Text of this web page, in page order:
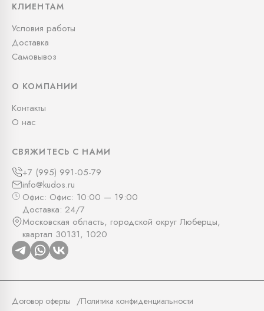
КЛИЕНТАМ
Условия работы
Доставка
Самовывоз
О КОМПАНИИ
Контакты
О нас
СВЯЖИТЕСЬ С НАМИ
+7 (995) 991-05-79
info@kudos.ru
Офис: Офис: 10:00 — 19:00
Доставка: 24/7
Московская область, городской округ Люберцы,
квартал 30131, 1020
Договор оферты Политика конфиденциальности